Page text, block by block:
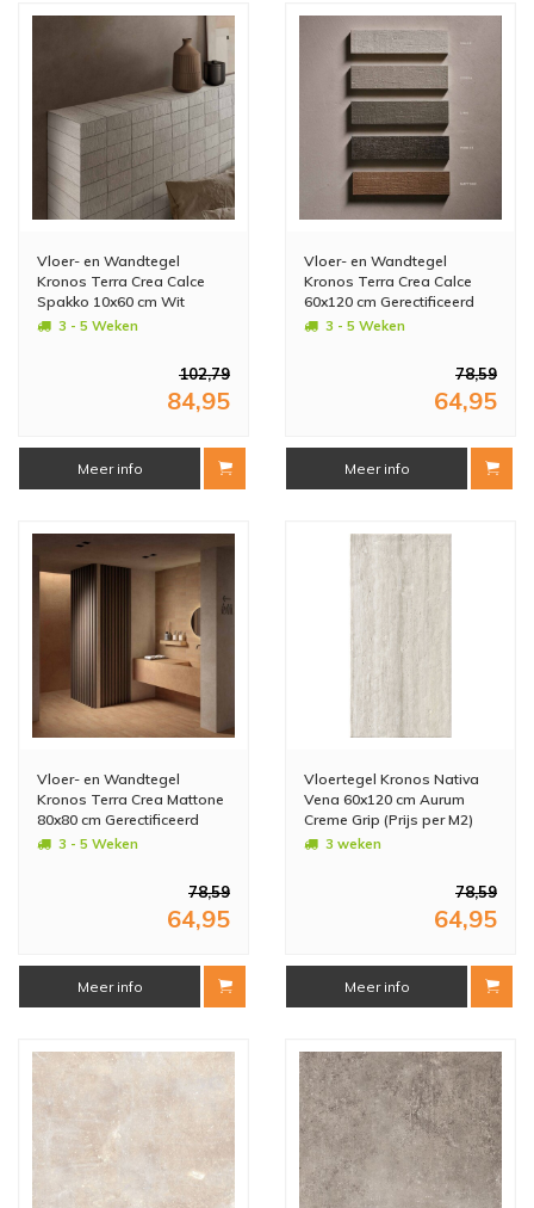
Vloer- en Wandtegel
Kronos Terra Crea Calce
Spakko 10x60 cm Wit
(Doosinhoud: 1.08 m2)
3 - 5 Weken
102,79
84,95
Meer info
Vloer- en Wandtegel
Kronos Terra Crea Calce
60x120 cm Gerectificeerd
Wit (Doosinhoud: 1,44 m2)
3 - 5 Weken
78,59
64,95
Meer info
Vloer- en Wandtegel
Kronos Terra Crea Mattone
80x80 cm Gerectificeerd
Bruin (Doosinhoud: 1,28
3 - 5 Weken
78,59
64,95
Meer info
Vloertegel Kronos Nativa
Vena 60x120 cm Aurum
Creme Grip (Prijs per M2)
3 weken
78,59
64,95
Meer info